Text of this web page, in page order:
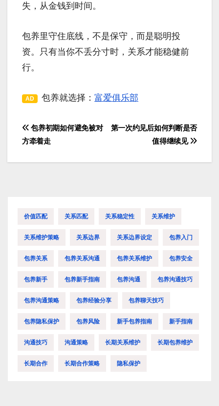
失，从金钱到时间。
包养里守住底线，不是保守，而是聪明投
资。只有当你不丢分寸时，关系才能稳健前
行。
AD 包养就选择： 富爱俱乐部
文
导
第一次约见后如何判断是否
值得继续见
包养初期如何避免被对
方牵着走
价值匹配 关系匹配 关系稳定性 关系维护
关系维护策略 关系边界 关系边界设定 包养入门
包养关系 包养关系沟通 包养关系维护 包养安全
包养新手 包养新手指南 包养沟通 包养沟通技巧
包养沟通策略 包养经验分享 包养聊天技巧
包养隐私保护 包养风险 新手包养指南 新手指南
沟通技巧 沟通策略 长期关系维护 长期包养维护
长期合作 长期合作策略 隐私保护